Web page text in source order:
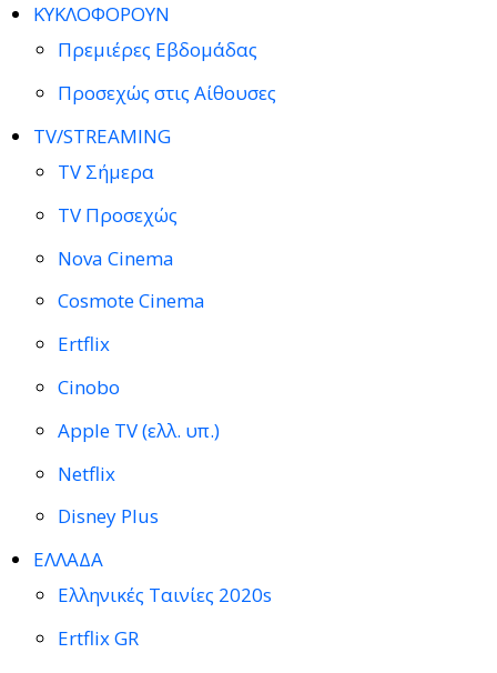
ΚΥΚΛΟΦΟΡΟΥΝ
Πρεμιέρες Εβδομάδας
Προσεχώς στις Αίθουσες
TV/STREAMING
TV Σήμερα
TV Προσεχώς
Nova Cinema
Cosmote Cinema
Ertflix
Cinobo
Apple TV (ελλ. υπ.)
Netflix
Disney Plus
ΕΛΛΑΔΑ
Ελληνικές Ταινίες 2020s
Ertflix GR